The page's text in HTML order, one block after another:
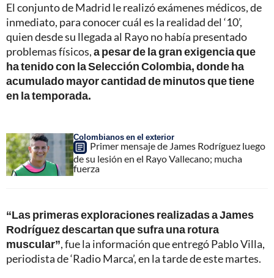
El conjunto de Madrid le realizó exámenes médicos, de
inmediato, para conocer cuál es la realidad del ‘10’,
quien desde su llegada al Rayo no había presentado
problemas físicos,a pesar de la gran exigencia que
ha tenido con la Selección Colombia, donde ha
acumulado mayor cantidad de minutos que tiene
en la temporada.
Colombianos en el exterior
Primer mensaje de James Rodríguez luego
de su lesión en el Rayo Vallecano; mucha
fuerza
“Las primeras exploraciones realizadas a James
Rodríguez descartan que sufra una rotura
muscular”, fue la información que entregó Pablo Villa,
periodista de ‘Radio Marca’, en la tarde de este martes.